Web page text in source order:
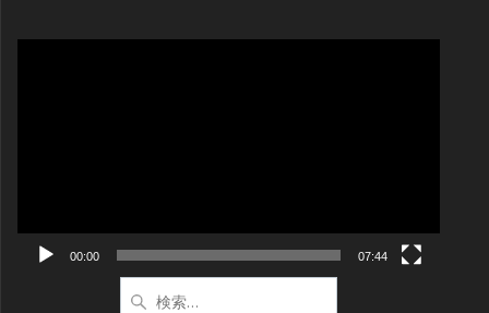
00:00 07:44